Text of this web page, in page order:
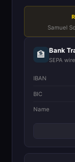
Samuel
🏦 Bank
SEPA
IBAN
BIC
Name